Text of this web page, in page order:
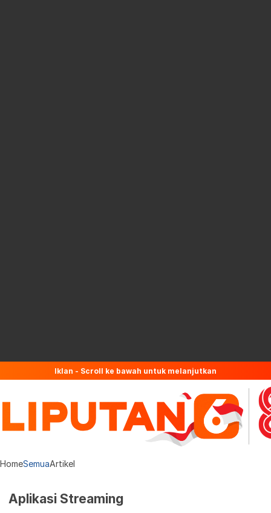
Iklan - Scroll ke bawah untuk melanjutkan
HomeSemuaArtikel
Aplikasi Streaming